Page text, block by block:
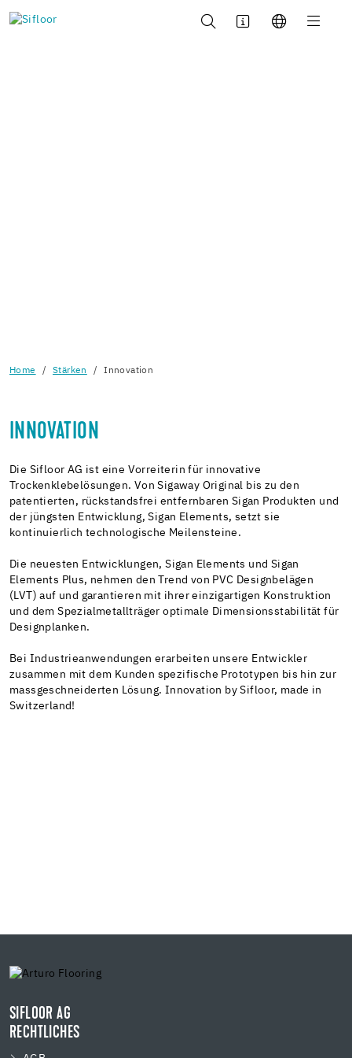
Home Stärken Innovation
INNOVATION
Die Sifloor AG ist eine Vorreiterin für innovative
Trockenklebelösungen. Von Sigaway Original bis zu den
patentierten, rückstandsfrei entfernbaren Sigan Produkten und
der jüngsten Entwicklung, Sigan Elements, setzt sie
kontinuierlich technologische Meilensteine.
Die neuesten Entwicklungen, Sigan Elements und Sigan
Elements Plus, nehmen den Trend von PVC Designbelägen
(LVT) auf und garantieren mit ihrer einzigartigen Konstruktion
und dem Spezialmetallträger optimale Dimensionsstabilität für
Designplanken.
Bei Industrieanwendungen erarbeiten unsere Entwickler
zusammen mit dem Kunden spezifische Prototypen bis hin zur
massgeschneiderten Lösung. Innovation by Sifloor, made in
Switzerland!
SIFLOOR AG
RECHTLICHES